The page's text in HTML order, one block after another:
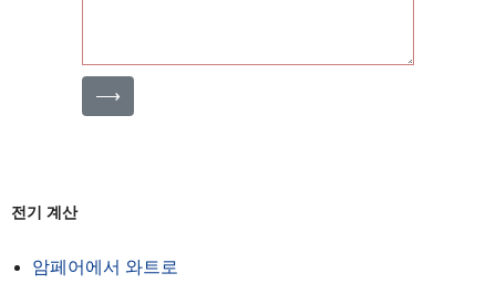
⟶
전기 계산
암페어에서 와트로